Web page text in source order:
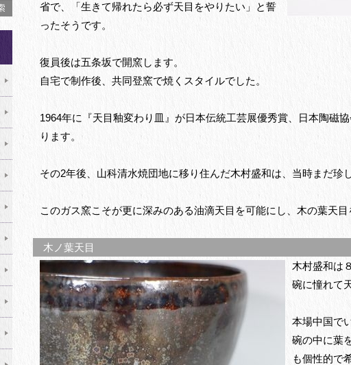
省で、「生きて帰れたら必ず天目をやりたい」と誓
ったそうです。
復員後は五条坂で開窯します。
自宅で制作後、共同登窯で焼くスタイルでした。
1964年に『天目釉変わり皿』が日本伝統工芸展優秀賞、日本陶磁
ります。
その2年後、山科清水焼団地に移り住んだ木村盛和は、当時まだ珍
このガス窯こそが更に深みのある油滴天目を可能にし、木の葉天
木ノ葉天目
木村盛和は
碗に憧れて
本場中国で
碗の中に葉
も個性的で